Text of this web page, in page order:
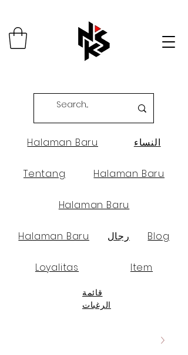
Halaman Baru النساء
Tentang Halaman Baru
Halaman Baru
Halaman Baru رجال Blog
Loyalitas Item
قائمة
الرغبات